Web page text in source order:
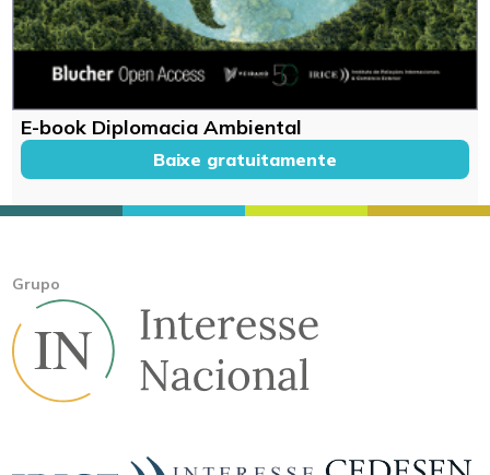
E-book Diplomacia Ambiental
Baixe gratuitamente
Grupo